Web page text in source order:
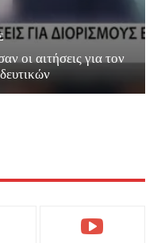
οι αιτήσεις για τον